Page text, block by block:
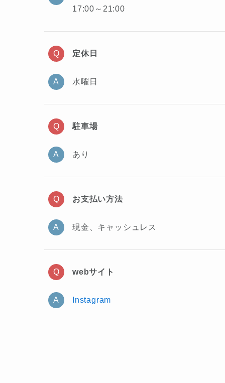
17:00～21:00
定休日
水曜日
駐車場
あり
お支払い方法
現金、キャッシュレス
webサイト
Instagram